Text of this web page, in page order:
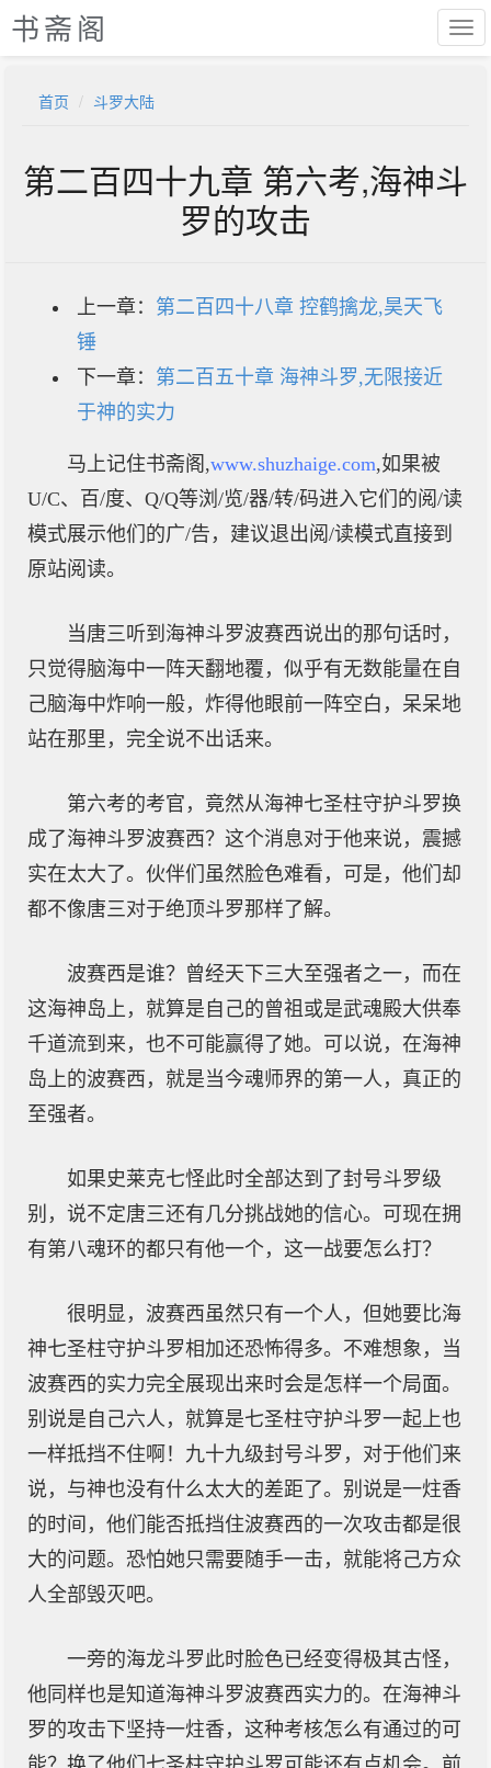
书斋阁
首页 斗罗大陆
第二百四十九章 第六考,海神斗
罗的攻击
上一章： 第二百四十八章 控鹤擒龙,昊天飞
锤
下一章： 第二百五十章 海神斗罗,无限接近
于神的实力
马上记住书斋阁,www.shuzhaige.com,如果被
U/C、百/度、Q/Q等浏/览/器/转/码进入它们的阅/读
模式展示他们的广/告，建议退出阅/读模式直接到
原站阅读。
当唐三听到海神斗罗波赛西说出的那句话时，
只觉得脑海中一阵天翻地覆，似乎有无数能量在自
己脑海中炸响一般，炸得他眼前一阵空白，呆呆地
站在那里，完全说不出话来。
第六考的考官，竟然从海神七圣柱守护斗罗换
成了海神斗罗波赛西？这个消息对于他来说，震撼
实在太大了。伙伴们虽然脸色难看，可是，他们却
都不像唐三对于绝顶斗罗那样了解。
波赛西是谁？曾经天下三大至强者之一，而在
这海神岛上，就算是自己的曾祖或是武魂殿大供奉
千道流到来，也不可能赢得了她。可以说，在海神
岛上的波赛西，就是当今魂师界的第一人，真正的
至强者。
如果史莱克七怪此时全部达到了封号斗罗级
别，说不定唐三还有几分挑战她的信心。可现在拥
有第八魂环的都只有他一个，这一战要怎么打？
很明显，波赛西虽然只有一个人，但她要比海
神七圣柱守护斗罗相加还恐怖得多。不难想象，当
波赛西的实力完全展现出来时会是怎样一个局面。
别说是自己六人，就算是七圣柱守护斗罗一起上也
一样抵挡不住啊！九十九级封号斗罗，对于他们来
说，与神也没有什么太大的差距了。别说是一炷香
的时间，他们能否抵挡住波赛西的一次攻击都是很
大的问题。恐怕她只需要随手一击，就能将己方众
人全部毁灭吧。
一旁的海龙斗罗此时脸色已经变得极其古怪，
他同样也是知道海神斗罗波赛西实力的。在海神斗
罗的攻击下坚持一炷香，这种考核怎么有通过的可